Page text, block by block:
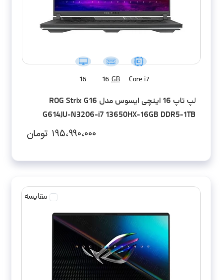
Core i7
16GB
16
لپ تاپ 16 اینچی ایسوس مدل ROG Strix G16
G614JU-N3206-i7 13650HX-16GB DDR5-1TB
۱۹۵،۹۹۰،۰۰۰ تومان
مقایسه